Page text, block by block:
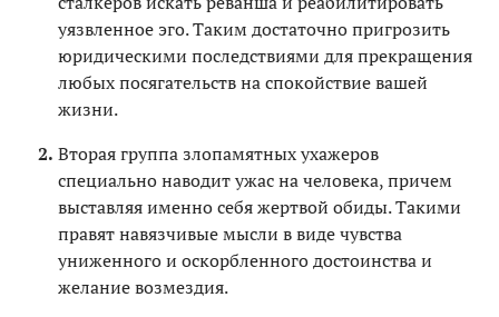
уязвленное эго. Таким достаточно пригрозить
юридическими последствиями для прекращения
любых посягательств на спокойствие вашей
жизни.
Вторая группа злопамятных ухажеров
специально наводит ужас на человека, причем
выставляя именно себя жертвой обиды. Такими
правят навязчивые мысли в виде чувства
униженного и оскорбленного достоинства и
желание возмездия.